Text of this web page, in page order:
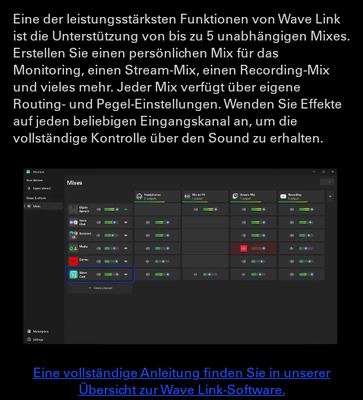
Eine der leistungsstärksten Funktionen von Wave Link
ist die Unterstützung von bis zu 5 unabhängigen Mixes.
Erstellen Sie einen persönlichen Mix für das
Monitoring, einen Stream-Mix, einen Recording-Mix
und vieles mehr. Jeder Mix verfügt über eigene
Routing- und Pegel-Einstellungen. Wenden Sie Effekte
auf jeden beliebigen Eingangskanal an, um die
vollständige Kontrolle über den Sound zu erhalten.
Eine vollständige Anleitung finden Sie in unserer
Übersicht zur Wave Link-Software.